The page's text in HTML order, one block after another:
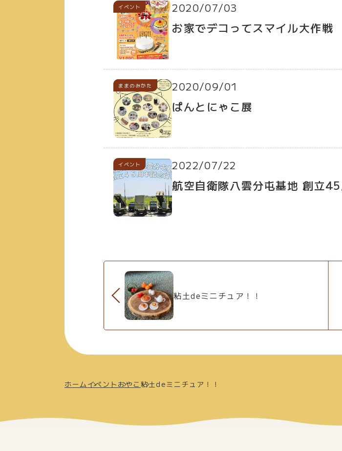
イベント 2020/07/03
お家でデコってスマイル大作戦
イベント
ままのみかた 2020/09/01
ぱんとにゃこ展
イベント 2022/07/22
航空自衛隊八雲分屯基地 創立
粘土deミニチュア！！
ホーム イベント おやこ粘土deミニチュア！！